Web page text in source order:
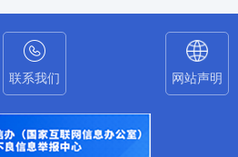
联系我们 网站声明